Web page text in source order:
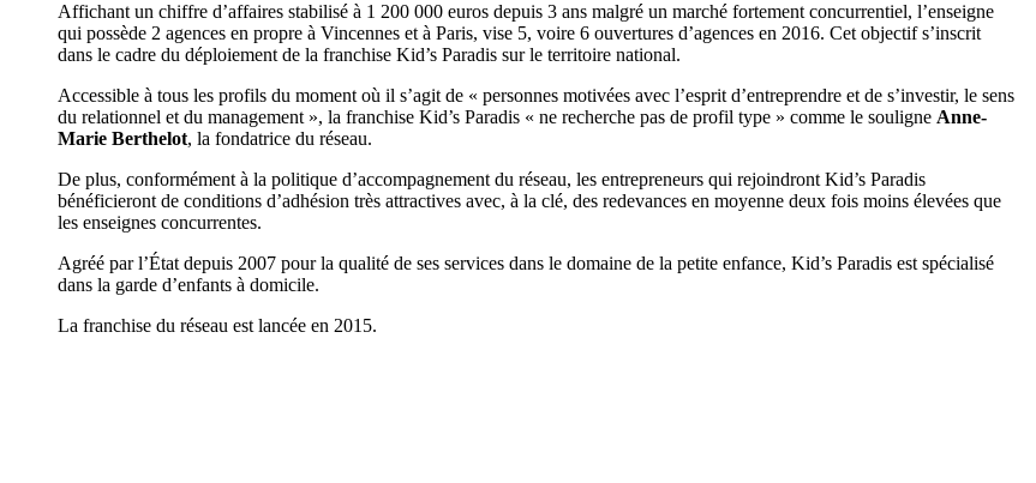
Affichant un chiffre d’affaires stabilisé à 1 200 000 euros depuis 3 ans malgré un marché fortement concurrentiel, l’enseigne
qui possède 2 agences en propre à Vincennes et à Paris, vise 5, voire 6 ouvertures d’agences en 2016. Cet objectif s’inscrit
dans le cadre du déploiement de la franchise Kid’s Paradis sur le territoire national.
Accessible à tous les profils du moment où il s’agit de « personnes motivées avec l’esprit d’entreprendre et de s’investir, le sens
du relationnel et du management », la franchise Kid’s Paradis « ne recherche pas de profil type » comme le souligne Anne-
Marie Berthelot, la fondatrice du réseau.
De plus, conformément à la politique d’accompagnement du réseau, les entrepreneurs qui rejoindront Kid’s Paradis
bénéficieront de conditions d’adhésion très attractives avec, à la clé, des redevances en moyenne deux fois moins élevées que
les enseignes concurrentes.
Agréé par l’État depuis 2007 pour la qualité de ses services dans le domaine de la petite enfance, Kid’s Paradis est spécialisé
dans la garde d’enfants à domicile.
La franchise du réseau est lancée en 2015.